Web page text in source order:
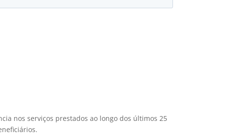
nos serviços prestados ao longo dos últimos 25